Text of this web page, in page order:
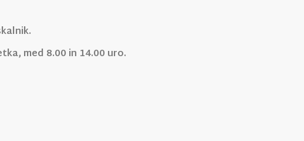
med 8.00 in 14.00 uro.